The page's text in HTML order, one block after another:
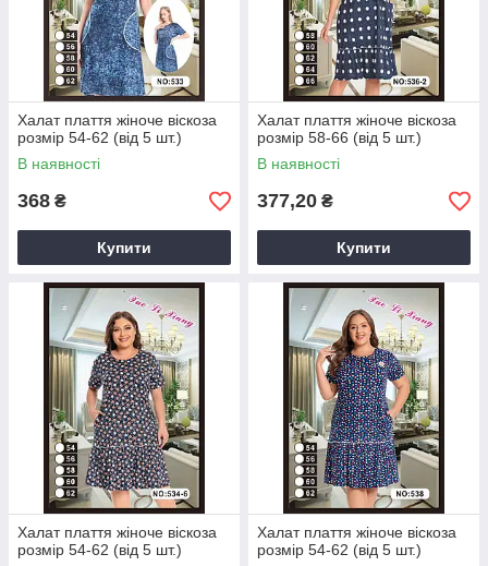
Халат плаття жіноче віскоза
розмір 54-62 (від 5 шт.)
В наявності
368 ₴
Купити
Халат плаття жіноче віскоза
розмір 58-66 (від 5 шт.)
В наявності
377,20 ₴
Купити
Халат плаття жіноче віскоза
розмір 54-62 (від 5 шт.)
Халат плаття жіноче віскоза
розмір 54-62 (від 5 шт.)